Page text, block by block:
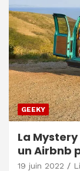
GEEKY
La
un Airbnb
19 juin 2022